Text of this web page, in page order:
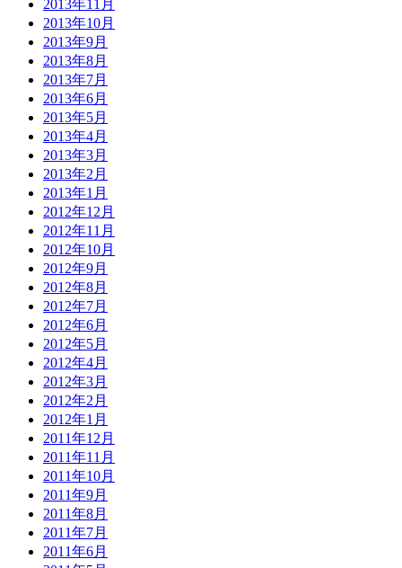
2013年11月
2013年10月
2013年9月
2013年8月
2013年7月
2013年6月
2013年5月
2013年4月
2013年3月
2013年2月
2013年1月
2012年12月
2012年11月
2012年10月
2012年9月
2012年8月
2012年7月
2012年6月
2012年5月
2012年4月
2012年3月
2012年2月
2012年1月
2011年12月
2011年11月
2011年10月
2011年9月
2011年8月
2011年7月
2011年6月